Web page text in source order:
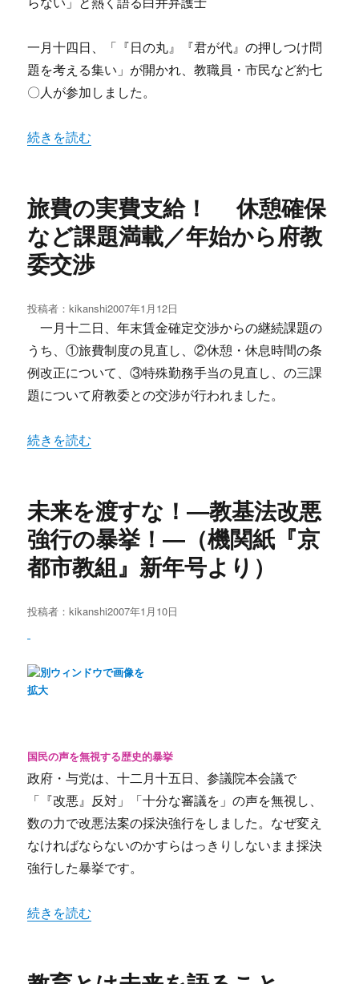
一月十四日、「『日の丸』『君が代』の押しつけ問
題を考える集い」が開かれ、教職員・市民など約七
〇人が参加しました。
“憲法を生かして、教育を守ろう―1・14「日の丸」「君
続きを読む
旅費の実費支給！ 休憩確保
など課題満載／年始から府教
委交渉
投稿者：kikanshi投
稿
日:
2007年1月12日
一月十二日、年末賃金確定交渉からの継続課題の
うち、①旅費制度の見直し、②休憩・休息時間の条
例改正について、③特殊勤務手当の見直し、の三課
題について府教委との交渉が行われました。
“旅費の実費支給！ 休憩確保など課題満載／年始から府
続きを読む
未来を渡すな！―教基法改悪
強行の暴挙！―（機関紙『京
都市教組』新年号より）
投稿者：kikanshi投
2007年1月10日
国民の声を無視する歴史的暴挙
政府・与党は、十二月十五日、参議院本会議で
「『改悪』反対」「十分な審議を」の声を無視し、
数の力で改悪法案の採決強行をしました。なぜ変え
なければならないのかすらはっきりしないまま採決
強行した暴挙です。
“未来を渡すな！―教基法改悪強行の暴挙！―（機関紙『
続きを読む